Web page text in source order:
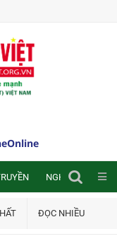
NGHIÊN CỨU
ĐỌC NHIỀU